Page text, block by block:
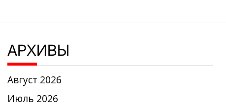
АРХИВЫ
Август 2026
Июль 2026